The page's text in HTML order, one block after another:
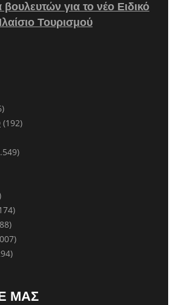
για το νέο Ειδικό
Τουρισμού
(192)
ΜΑΣ